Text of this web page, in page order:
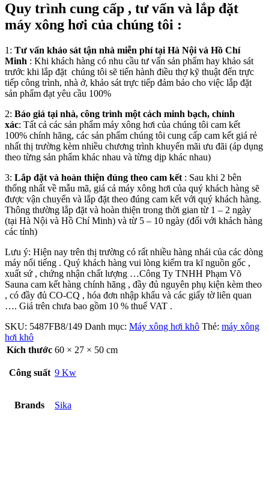
Quy trình cung cấp , tư vấn và lắp đặt
máy xông hơi của chúng tôi :
1: Tư vấn khảo sát tận nhà miễn phí tại Hà Nội và Hồ Chí
Minh : Khi khách hàng có nhu cầu tư vấn sản phẩm hay khảo sát
trước khi lắp đặt chúng tôi sẽ tiến hành điều thợ kỹ thuật đến trực
tiếp công trình, nhà ở, khảo sát trực tiếp đảm bảo cho việc lắp đặt
sản phẩm đạt yêu cầu 100%
2: Báo giá tại nhà, công trình một cách minh bạch, chính
xác: Tất cả các sản phẩm máy xông hơi của chúng tôi cam kết
100% chính hãng, các sản phẩm chúng tôi cung cấp cam kết giá rẻ
nhất thị trường kèm nhiều chương trình khuyến mãi ưu đãi (áp dụng
theo từng sản phẩm khác nhau và từng dịp khác nhau)
3: Lắp đặt và hoàn thiện đúng theo cam kết : Sau khi 2 bên
thống nhất về mẫu mã, giá cả máy xông hơi của quý khách hàng sẽ
được vận chuyển và lắp đặt theo đúng cam kết với quý khách hàng.
Thông thường lắp đặt và hoàn thiện trong thời gian từ 1 – 2 ngày
(tại Hà Nội và Hồ Chí Minh) và từ 5 – 10 ngày (đối với khách hàng
các tỉnh)
Lưu ý: Hiện nay trên thị trường có rất nhiều hàng nhái của các dòng
máy nổi tiếng . Quý khách hàng vui lòng kiểm tra kĩ nguồn gốc ,
xuất sứ , chứng nhận chất lượng …Công Ty TNHH Phạm Võ
Sauna cam kết hàng chính hãng , đầy đủ nguyên phụ kiện kèm theo
, có đầy đủ CO-CQ , hóa đơn nhập khẩu và các giấy tờ liên quan
…. Giá trên chưa bao gồm 10 % thuế VAT .
SKU: 5487FB8/149 Danh mục: Máy xông hơi khô Thẻ: máy xông
hơi khô
Kích thước 60 × 27 × 50 cm
Công suất 9 Kw
Brands Sika